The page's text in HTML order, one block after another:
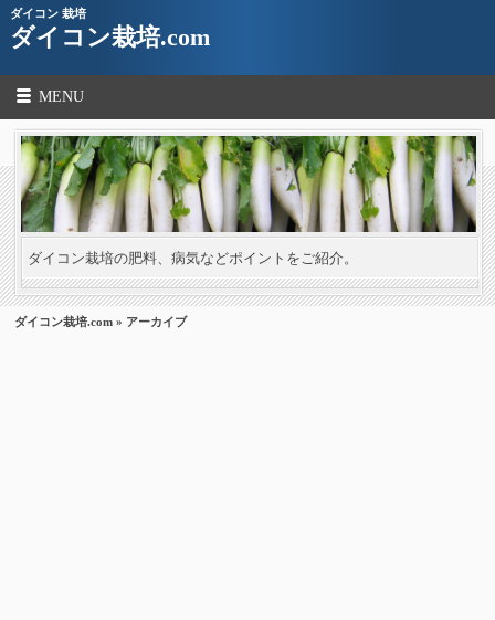
ダイコン 栽培
ダイコン栽培.com
MENU
ダイコン栽培の肥料、病気などポイントをご紹介。
ダイコン栽培.com » アーカイブ